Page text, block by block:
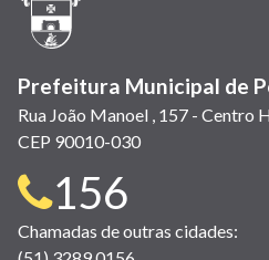
Prefeitura Municipal de
Rua João Manoel , 157 - Centro
CEP 90010-030
Telefone
para
156
Chamadas de outras cidades: